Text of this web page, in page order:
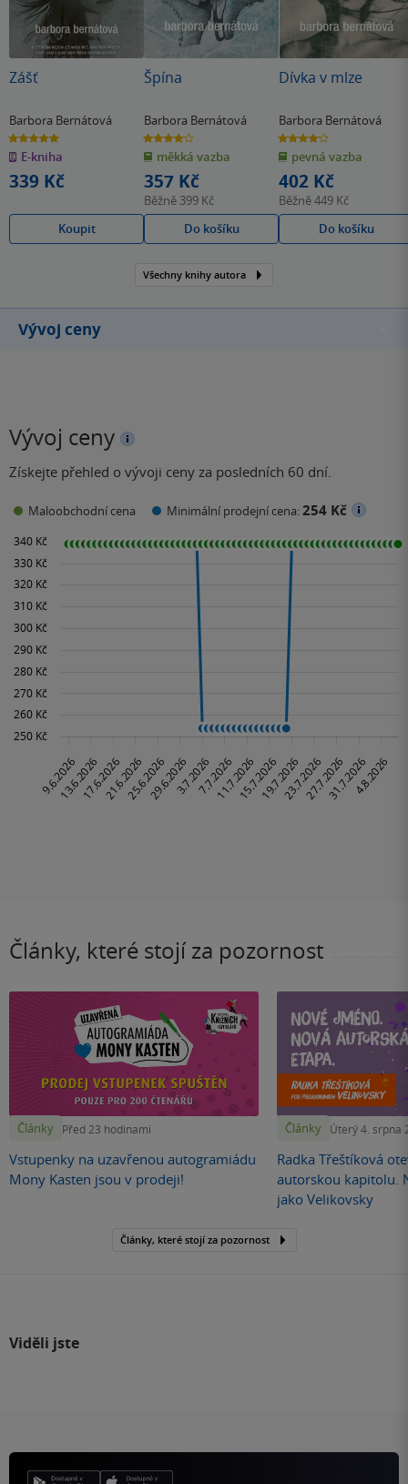
Zášť
Barbora Bernátová
5.0
z
5
hvězdiček
E-kniha
339 Kč
Koupit
Špína
Barbora Bernátová
4.0
z
5
hvězdiček
měkká vazba
357 Kč
Běžně 399 Kč
Do košíku
Dívka v mlze
Barbora Bernátová
4.1
z
5
hvězdiček
pevná vazba
402 Kč
Běžně449 Kč
Do košíku
Všechny knihy autora
Vývoj ceny
Vývoj ceny
Získejte přehled o vývoji ceny za posledních 60 dní.
Maloobchodní cena Minimální prodejní cena:254 Kč
Články, které stojí za pozornost
Články Před 23 hodinami
Vstupenky na uzavřenou autogramiádu
Mony Kasten jsou v prodeji!
Články Úterý 4. srpna
Radka Třeštíková
autorskou kapitolu.
jako Velikovsky
Články, které stojí za pozornost
Viděli jste